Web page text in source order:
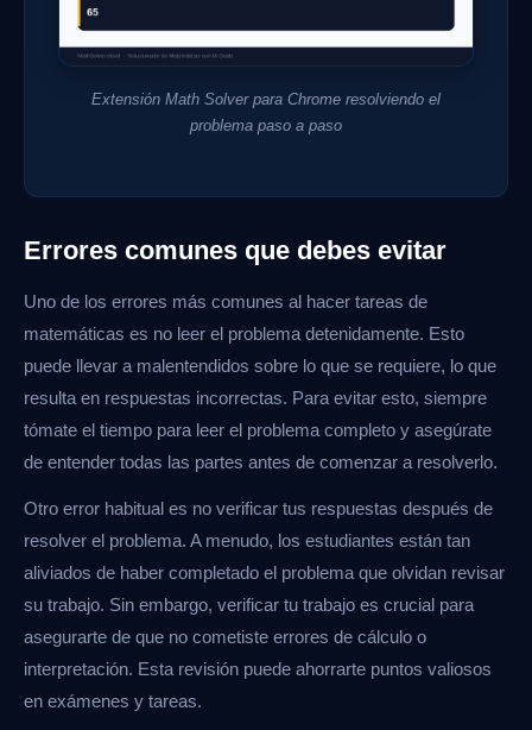
Extensión Math Solver para Chrome resolviendo el
problema paso a paso
Errores comunes que debes evitar
Uno de los errores más comunes al hacer tareas de
matemáticas es no leer el problema detenidamente. Esto
puede llevar a malentendidos sobre lo que se requiere, lo que
resulta en respuestas incorrectas. Para evitar esto, siempre
tómate el tiempo para leer el problema completo y asegúrate
de entender todas las partes antes de comenzar a resolverlo.
Otro error habitual es no verificar tus respuestas después de
resolver el problema. A menudo, los estudiantes están tan
aliviados de haber completado el problema que olvidan revisar
su trabajo. Sin embargo, verificar tu trabajo es crucial para
asegurarte de que no cometiste errores de cálculo o
interpretación. Esta revisión puede ahorrarte puntos valiosos
en exámenes y tareas.